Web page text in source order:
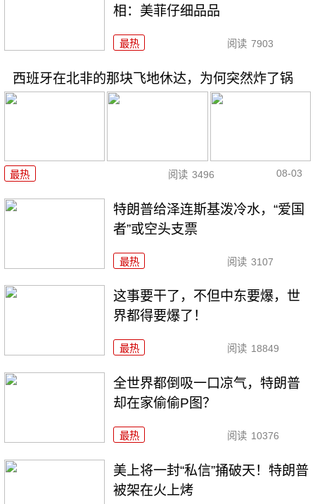
相：美菲仔细品品
最热 阅读 7903
西班牙在北非的那块飞地休达，为何突然炸了锅
最热 阅读 3496 08-03
特朗普给泽连斯基泼冷水，“爱国
者”或空头支票
最热 阅读 3107
这事要干了，不但中东要爆，世
界都得要爆了！
最热 阅读 18849
全世界都倒吸一口凉气，特朗普
却在家偷偷P图？
最热 阅读 10376
美上将一封“私信”捅破天！特朗普
被架在火上烤